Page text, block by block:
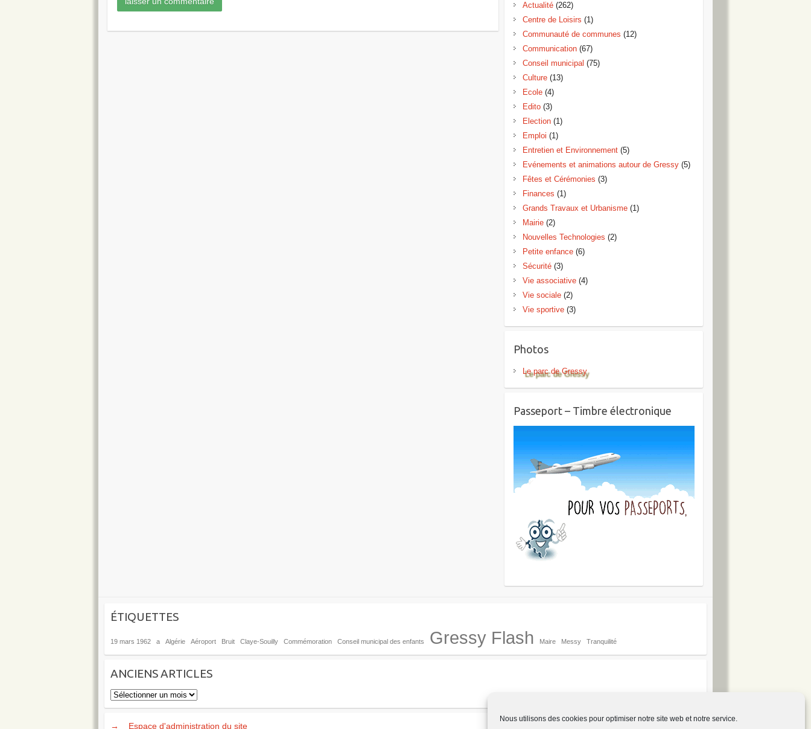
Nous utilisons des cookies pour optimiser notre site web et notre service.
Actualité (262)
Centre de Loisirs (1)
Communauté de communes (12)
Communication (67)
Conseil municipal (75)
Culture (13)
Ecole (4)
Edito (3)
Election (1)
Emploi (1)
Entretien et Environnement (5)
Evénements et animations autour de Gressy (5)
Fêtes et Cérémonies (3)
Finances (1)
Grands Travaux et Urbanisme (1)
Mairie (2)
Nouvelles Technologies (2)
Petite enfance (6)
Sécurité (3)
Vie associative (4)
Vie sociale (2)
Vie sportive (3)
Photos
Le parc de Gressy
Passeport – Timbre électronique
ÉTIQUETTES
19 mars 1962 a Algérie Aéroport Bruit Claye-Souilly Commémoration Conseil municipal des enfants Gressy Flash Maire Messy Tranquilité
ANCIENS ARTICLES
Anciens
articles
→
Espace d'administration du site